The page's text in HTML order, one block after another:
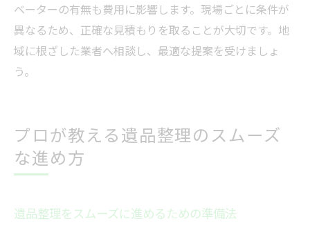
ベーターの有無も費用に影響します。現場ごとに条件が
異なるため、正確な見積もりを取ることが大切です。地
域に根ざした業者へ相談し、最適な提案を受けましょ
う。
プロが教える遺品整理のスムーズ
な進め方
遺品整理をスムーズに進めるための準備法